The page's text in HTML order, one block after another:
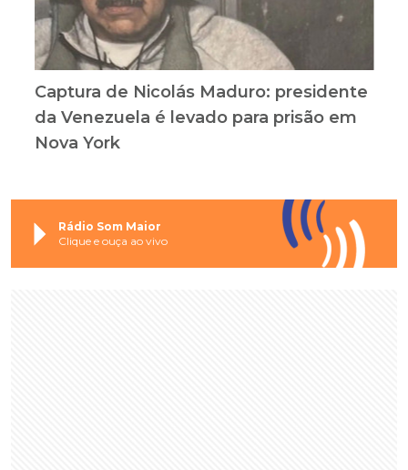
Captura de Nicolás Maduro: presidente
da Venezuela é levado para prisão em
Nova York
Rádio Som Maior
Clique e ouça ao vivo